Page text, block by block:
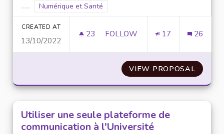
Filter results for category:
Filter results for scope: Numérique et Santé
Numérique et Santé
CREATED AT
13/10/2022
23 23 FOLLOWERS
FOLLOW 17 26
VIEW PROPOSAL
Utiliser une seule plateforme de
communication à l'Université